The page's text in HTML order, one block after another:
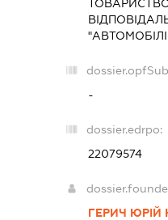
-
dossier.edrpo:
22079574
ГЕРИЧ ЮРІЙ